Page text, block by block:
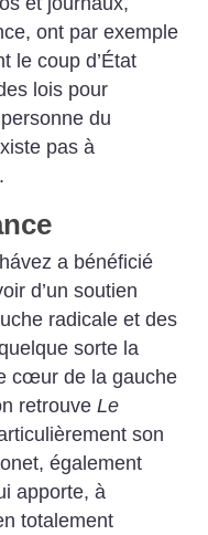
ont par exemple
le coup d’État
lois pour
du
pas à
a bénéficié
d’un soutien
radicale et des
sorte la
cœur de la gauche
retrouveLe
son
également
apporte, à
totalement